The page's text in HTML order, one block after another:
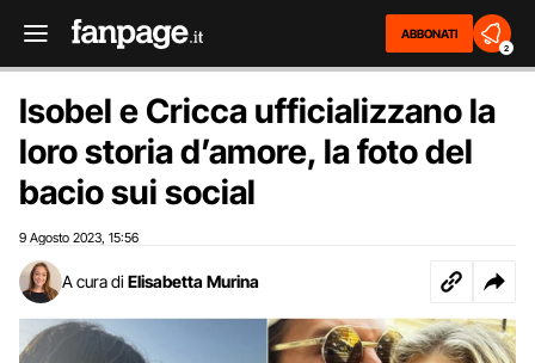
ABBONATI
2
Isobel e Cricca ufficializzano la
loro storia d’amore, la foto del
bacio sui social
9 Agosto 2023 15:56
A cura di Elisabetta Murina